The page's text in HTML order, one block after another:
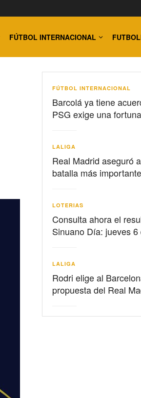
FÚTBOL INTERNACIONAL
FÚTBOL INTERNACIONAL
Barcolá ya tiene
PSG exige una fortuna
LALIGA
Real Madrid aseguró
batalla más
LOTERIAS
Consulta ahora el
Sinuano Día: jueves
LALIGA
Rodri elige al
propuesta del Real